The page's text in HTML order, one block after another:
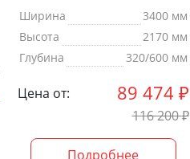
Ширина
3400 мм
Высота
2170 мм
Глубина
320/600 мм
Цена от: 89 474 ₽
116 200₽
Подробнее